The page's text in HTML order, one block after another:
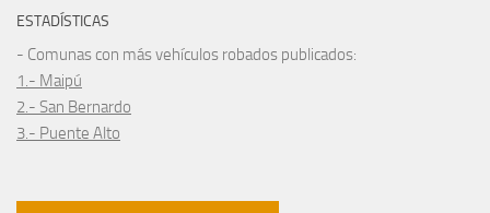
ESTADÍSTICAS
- Comunas con más vehículos robados publicados:
1.- Maipú
2.- San Bernardo
3.- Puente Alto